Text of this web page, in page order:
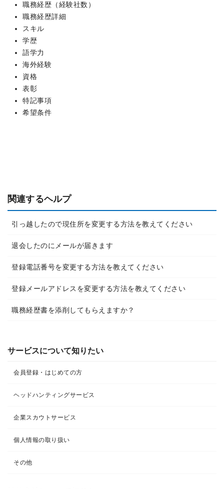
サービスについて知りたい
会員登録・はじめての方
ヘッドハンティングサービス
企業スカウトサービス
個人情報の取り扱い
その他
職務経歴（経験社数）
職務経歴詳細
スキル
学歴
語学力
海外経験
資格
表彰
特記事項
希望条件
関連するヘルプ
引っ越したので現住所を変更する方法を教えてください
退会したのにメールが届きます
登録電話番号を変更する方法を教えてください
登録メールアドレスを変更する方法を教えてください
職務経歴書を添削してもらえますか？